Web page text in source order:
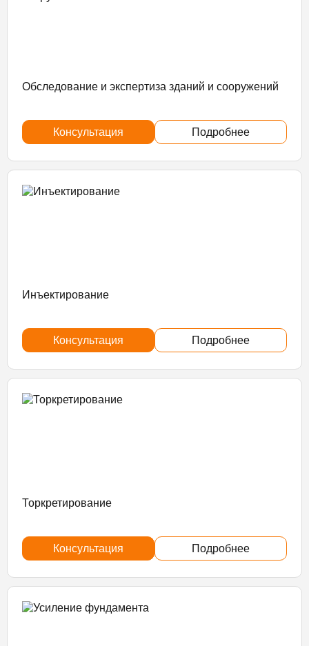
Обследование и экспертиза зданий и сооружений
Консультация Подробнее
Инъектирование
Консультация Подробнее
Торкретирование
Консультация Подробнее